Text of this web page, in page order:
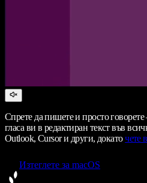
Спрете да пишете и просто говорете
гласа ви в редактиран текст във
Outlook, Cursor и други, докаточете
Изтеглете за macOS